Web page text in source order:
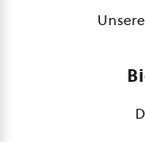
Unsere